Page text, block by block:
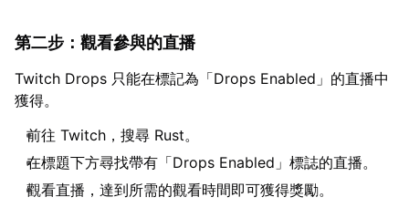
第二步：觀看參與的直播
Twitch Drops 只能在標記為「Drops Enabled」的直播中
獲得。
前往 Twitch，搜尋 Rust。
在標題下方尋找帶有「Drops Enabled」標誌的直播。
觀看直播，達到所需的觀看時間即可獲得獎勵。